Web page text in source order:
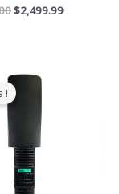
$2,499.99
!
Le
prix
original
$3,099.00.